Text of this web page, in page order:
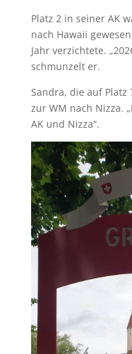
Platz 2 in seiner AK
nach Hawaii
Jahr verzichtete.
schmunzelt er.
Sandra, die auf Platz
zur WM nach Nizza.
AK und Nizza“.